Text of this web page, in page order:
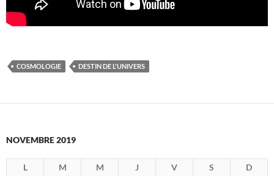
COSMOLOGIE DESTIN DE L'UNIVERS
NOVEMBRE 2019
L M M J V S
D